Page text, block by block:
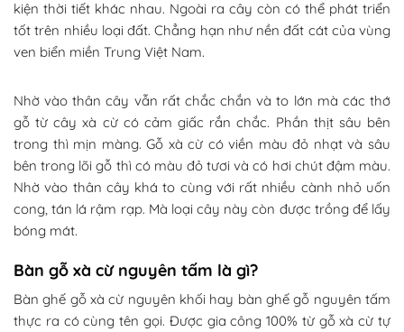
kiện thời tiết khác nhau. Ngoài ra cây còn có thể phát triển
tốt trên nhiều loại đất. Chẳng hạn như nền đất cát của vùng
ven biển miền Trung Việt Nam.
Nhờ vào thân cây vẫn rất chắc chắn và to lớn mà các thớ
gỗ từ cây xà cừ có cảm giấc rắn chắc. Phần thịt sâu bên
trong thì mịn màng. Gỗ xà cừ có viền màu đỏ nhạt và sâu
bên trong lõi gỗ thì có màu đỏ tươi và có hơi chút đậm màu.
Nhờ vào thân cây khá to cùng với rất nhiều cành nhỏ uốn
cong, tán lá rậm rạp. Mà loại cây này còn được trồng để lấy
bóng mát.
Bàn gỗ xà cừ nguyên tấm là gì?
Bàn ghế gỗ xà cừ nguyên khối hay bàn ghế gỗ nguyên tấm
thực ra có cùng tên gọi. Được gia công 100% từ gỗ xà cừ tự